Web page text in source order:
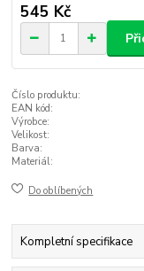
545 Kč
Číslo produktu:
EAN kód:
Výrobce:
Velikost:
Barva:
Materiál:
Do oblíbených
Kompletní specifikace